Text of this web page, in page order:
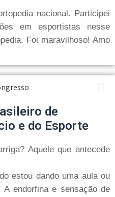
nacional. Participei
em esportistas nesse
Foi maravilhoso! Amo
de
e do Esporte
Aquele que antecede
estou dando uma aula ou
A endorfina e sensação de